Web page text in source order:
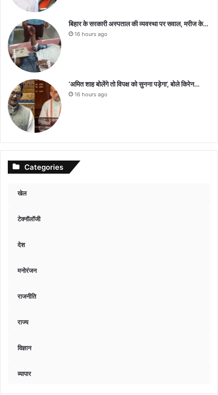
बिहार के सरकारी अस्पताल की व्यवस्था पर सवाल, मरीज के…
16 hours ago
‘अमित शाह बोलेंगे तो विपक्ष को सुनना पड़ेगा’, बोले किरेन…
16 hours ago
Categories
खेल
टेक्नॉलॉजी
देश
मनोरंजन
राजनीति
राज्य
विज्ञान
व्यापार